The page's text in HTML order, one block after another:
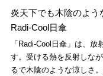
炎天下でも木陰のよ
Radi-Cool日傘
「Radi-Cool日傘」は、
す。受ける熱を反射しな
るで木陰のような涼しさ